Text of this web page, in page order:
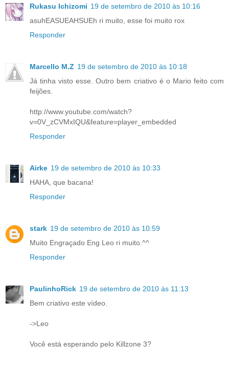
Rukasu Ichizomi 19 de setembro de 2010 às 10:16
asuhEASUEAHSUEh ri muito, esse foi muito rox
Responder
Marcello M.Z 19 de setembro de 2010 às 10:18
Já tinha visto esse. Outro bem criativo é o Mario feito com
feijões.
http://www.youtube.com/watch?
v=0V_zCVMxIQU&feature=player_embedded
Responder
Airke 19 de setembro de 2010 às 10:33
HAHA, que bacana!
Responder
stark 19 de setembro de 2010 às 10:59
Muito Engraçado Eng Leo ri muito.^^
Responder
PaulinhoRick 19 de setembro de 2010 às 11:13
Bem criativo este vídeo.
->Leo
Você está esperando pelo Killzone 3?